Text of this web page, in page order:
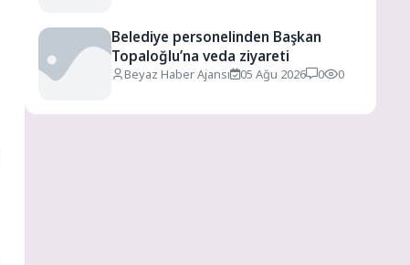
Belediye personelinden Başkan
Topaloğlu’na veda ziyareti
Beyaz Haber Ajansı 05 Ağu 2026 0 0